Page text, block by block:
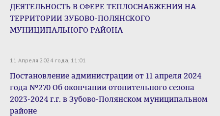
ДЕЯТЕЛЬНОСТЬ В СФЕРЕ ТЕПЛОСНАБЖЕНИЯ НА
ТЕРРИТОРИИ ЗУБОВО-ПОЛЯНСКОГО
МУНИЦИПАЛЬНОГО РАЙОНА
11 Апреля 2024 года, 11:01
Постановление администрации от 11 апреля 2024
года №270 Об окончании отопительного сезона
2023-2024 г.г. в Зубово-Полянском муниципальном
районе